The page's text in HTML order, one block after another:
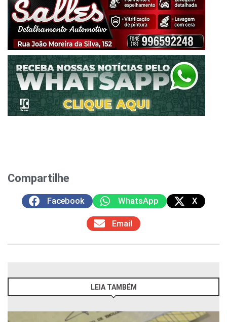
Compartilhe
Facebook WhatsApp X
Email
LEIA TAMBÉM